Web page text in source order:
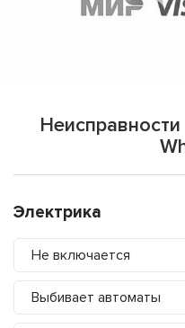
Электрика
Не включается
Выбивает автоматы